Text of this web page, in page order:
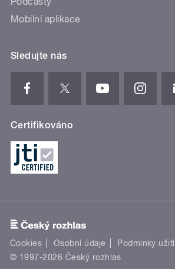
Mobilní aplikace
Sledujte nás
Certifikováno
Cookies Osobní údaje Podmínky užití
© 1997-2026 Český rozhlas